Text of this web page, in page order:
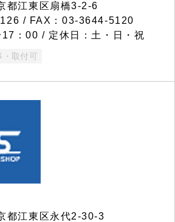
江東区扇橋3-2-6
/ FAX：03-3644-5120
：00 / 定休日：土・日・祝
・取付可
江東区永代2-30-3